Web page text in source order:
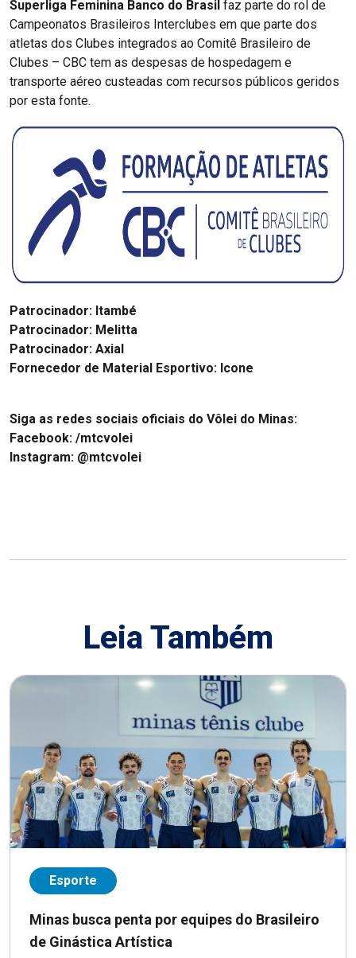
Superliga Feminina Banco do Brasil faz parte do rol de
Campeonatos Brasileiros Interclubes em que parte dos
atletas dos Clubes integrados ao Comitê Brasileiro de
Clubes – CBC tem as despesas de hospedagem e
transporte aéreo custeadas com recursos públicos geridos
por esta fonte.
Patrocinador: Itambé
Patrocinador: Melitta
Patrocinador: Axial
Fornecedor de Material Esportivo: Icone
Siga as redes sociais oficiais do Vôlei do Minas:
Facebook: /mtcvolei
Instagram: @mtcvolei
Leia Também
Esporte
Minas busca penta por equipes do Brasileiro
de Ginástica Artística